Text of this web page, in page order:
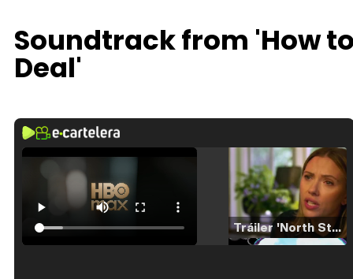
Soundtrack from 'How
Deal'
Tráiler 'North Star' (2023)